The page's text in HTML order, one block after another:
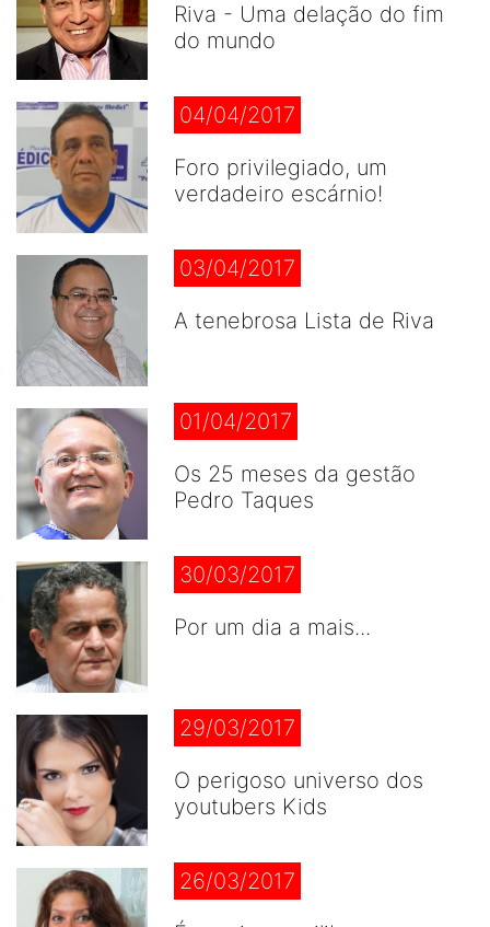
Riva - Uma delação do fim
do mundo
04/04/2017
Foro privilegiado, um
verdadeiro escárnio!
03/04/2017
A tenebrosa Lista de Riva
01/04/2017
Os 25 meses da gestão
Pedro Taques
30/03/2017
Por um dia a mais...
29/03/2017
O perigoso universo dos
youtubers Kids
26/03/2017